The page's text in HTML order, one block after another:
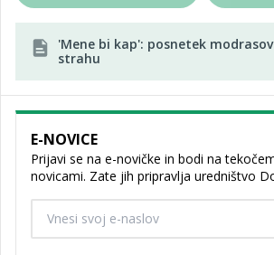
'Mene bi kap': posnetek
strahu
E-NOVICE
Prijavi se na e-novičke in bodi na
novicami. Zate jih pripravlja uredništvo